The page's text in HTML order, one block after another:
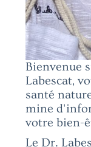
Bienvenue
Labescat,
santé
mine
votre bien-
Le Dr.